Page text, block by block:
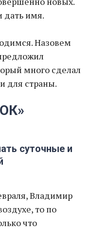
дать имя.
Назовем
много сделал
для страны.
суточные и
Владимир
то по
что